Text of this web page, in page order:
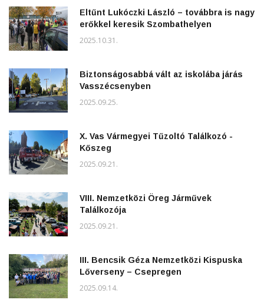
Eltűnt Lukóczki László – továbbra is nagy
erőkkel keresik Szombathelyen
2025.10.31.
Biztonságosabbá vált az iskolába járás
Vasszécsenyben
2025.09.25.
X. Vas Vármegyei Tűzoltó Találkozó -
Kőszeg
2025.09.21.
VIII. Nemzetközi Öreg Járművek
Találkozója
2025.09.21.
III. Bencsik Géza Nemzetközi Kispuska
Lőverseny – Csepregen
2025.09.14.